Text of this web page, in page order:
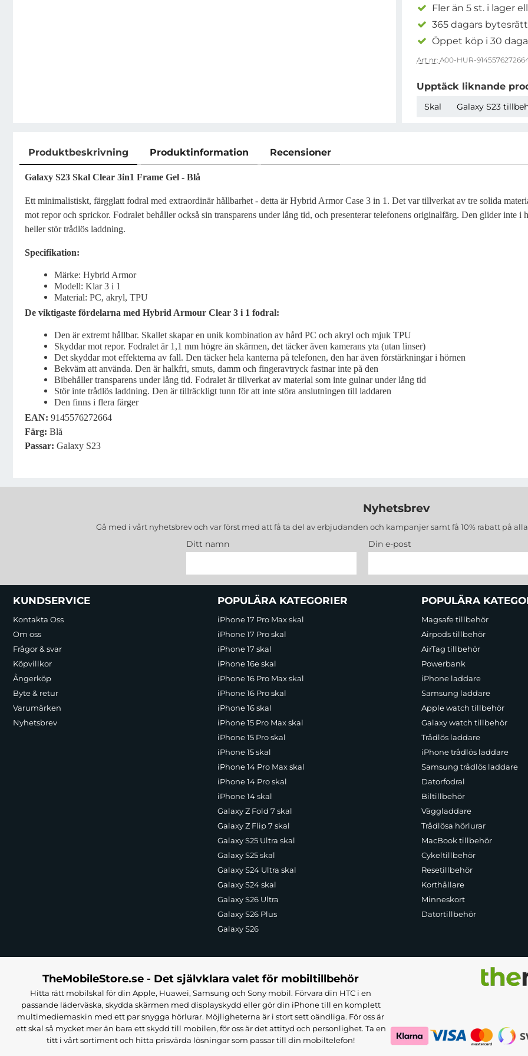
Fler än 5 st. i lager
365 dagars bytesrätt
Öppet köp i 30
Art nr: A00-HUR-
Upptäck liknande
Skal Galaxy S23
Produktbeskrivning Produktinformation Recensioner
Produktbeskrivning
Galaxy S23 Skal Clear 3in1 Frame Gel - Blå
Ett minimalistiskt, färgglatt fodral med extraordinär hållbarhet - detta är Hybrid Armor Case 3 in 1. Det var tillverkat av tre solida
mot repor och sprickor. Fodralet behåller också sin transparens under lång tid, och presenterar telefonens originalfärg. Den glider inte
heller stör trådlös laddning.
Specifikation:
Märke: Hybrid Armor
Modell: Klar 3 i 1
Material: PC, akryl, TPU
De viktigaste fördelarna med Hybrid Armour Clear 3 i 1 fodral:
Den är extremt hållbar. Skallet skapar en unik kombination av hård PC och akryl och mjuk TPU
Skyddar mot repor. Fodralet är 1,1 mm högre än skärmen, det täcker även kamerans yta (utan linser)
Det skyddar mot effekterna av fall. Den täcker hela kanterna på telefonen, den har även förstärkningar i hörnen
Bekväm att använda. Den är halkfri, smuts, damm och fingeravtryck fastnar inte på den
Bibehåller transparens under lång tid. Fodralet är tillverkat av material som inte gulnar under lång tid
Stör inte trådlös laddning. Den är tillräckligt tunn för att inte störa anslutningen till laddaren
Den finns i flera färger
EAN: 9145576272664
Färg: Blå
Passar: Galaxy S23
Nyhetsbrev
Gå med i vårt nyhetsbrev och var först med att få ta del av erbjudanden och kampanjer samt få 10% rabatt på alla
Ditt namn Din e-post
Sidfot Blandad info och länkar
KUNDSERVICE
Kontakta Oss
Om oss
Frågor & svar
Köpvillkor
Ångerköp
Byte & retur
Varumärken
Nyhetsbrev
POPULÄRA KATEGORIER
iPhone 17 Pro Max skal
iPhone 17 Pro skal
iPhone 17 skal
iPhone 16e skal
iPhone 16 Pro Max skal
iPhone 16 Pro skal
iPhone 16 skal
iPhone 15 Pro Max skal
iPhone 15 Pro skal
iPhone 15 skal
iPhone 14 Pro Max skal
iPhone 14 Pro skal
iPhone 14 skal
Galaxy Z Fold 7 skal
Galaxy Z Flip 7 skal
Galaxy S25 Ultra skal
Galaxy S25 skal
Galaxy S24 Ultra skal
Galaxy S24 skal
Galaxy S26 Ultra
Galaxy S26 Plus
Galaxy S26
POPULÄRA
Magsafe tillbehör
Airpods tillbehör
AirTag tillbehör
Powerbank
iPhone laddare
Samsung laddare
Apple watch tillbehör
Galaxy watch tillbehör
Trådlös laddare
iPhone trådlös laddare
Samsung trådlös laddare
Datorfodral
Biltillbehör
Väggladdare
Trådlösa hörlurar
MacBook tillbehör
Cykeltillbehör
Resetillbehör
Korthållare
Minneskort
Datortillbehör
TheMobileStore.se - Det självklara valet för mobiltillbehör
Hitta rätt mobilskal för din Apple, Huawei, Samsung och Sony mobil. Förvara din HTC i en
passande läderväska, skydda skärmen med displayskydd eller gör din iPhone till en komplett
multimediemaskin med ett par snygga hörlurar. Möjligheterna är i stort sett oändliga. För oss är
ett skal så mycket mer än bara ett skydd till mobilen, för oss är det attityd och personlighet. Ta en
titt i vårt sortiment och hitta prisvärda lösningar som passar till din mobiltelefon!